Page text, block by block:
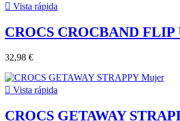
 Vista rápida
CROCS CROCBAND
32,98 €
 Vista rápida
CROCS GETAWAY